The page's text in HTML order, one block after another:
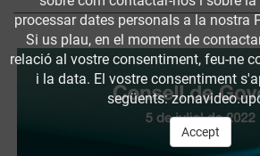
processar dates personals a la nostra
Si us plau, en el moment de
relació al vostre consentiment, feu-ne
i la data. El vostre consentiment
següents:
Accept